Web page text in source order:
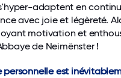
adaptent en
avec joie et légèreté.
motivation et
de Neimënster !
est